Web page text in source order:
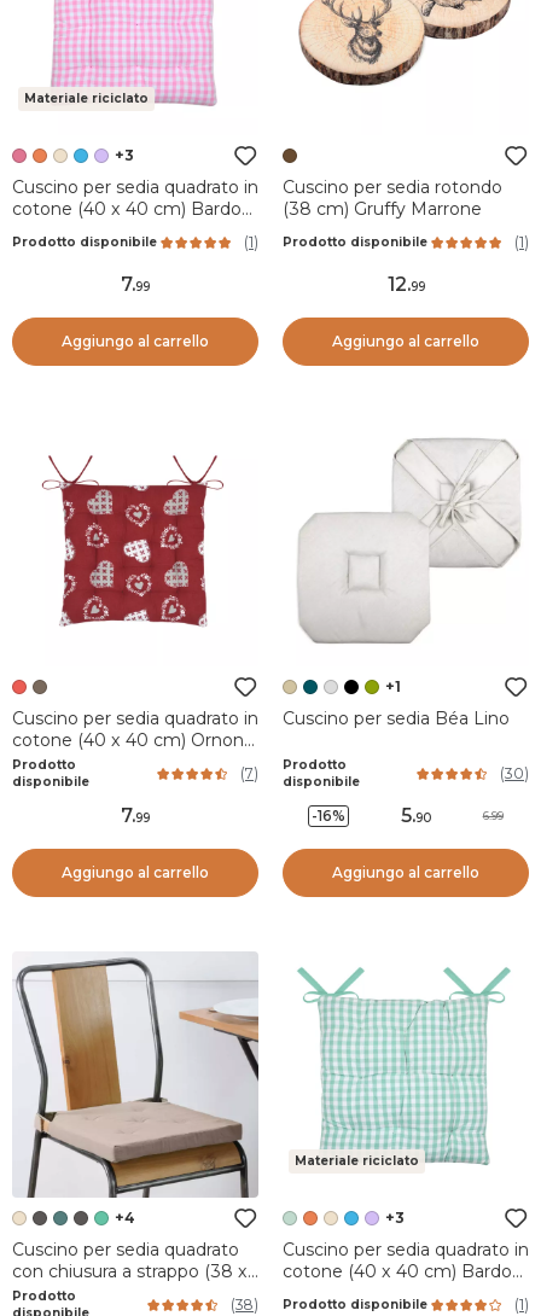
Materiale riciclato
+3
Cuscino per sedia quadrato in
cotone (40 x 40 cm) Bardot
Prodotto disponibile (1)
7.99
Aggiungo al carrello
Cuscino per sedia rotondo
(38 cm) Gruffy Marrone
Prodotto disponibile (1)
12.99
Aggiungo al carrello
Cuscino per sedia quadrato in
cotone (40 x 40 cm) Ornon
Rosso
Prodotto
disponibile
(7)
7.99
Aggiungo al carrello
+1
Cuscino per sedia Béa Lino
Prodotto
disponibile
(30)
-16% 5.90 6.99
Aggiungo al carrello
+4
Cuscino per sedia quadrato
con chiusura a strappo (38 x
38 cm) Duo Beige
Prodotto
disponibile
(38)
Materiale riciclato
+3
Cuscino per sedia quadrato in
cotone (40 x 40 cm) Bardot
Prodotto disponibile (1)